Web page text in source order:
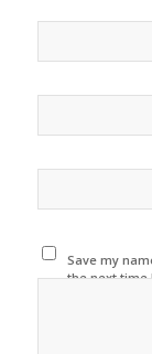
Save my
the next time